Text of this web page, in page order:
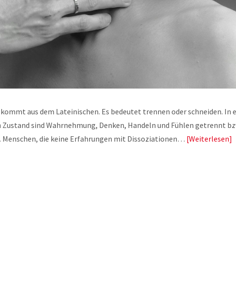
aus dem Lateinischen. Es bedeutet trennen oder schneiden. In
sind Wahrnehmung, Denken, Handeln und Fühlen getrennt
Menschen, die keine Erfahrungen mit Dissoziationen… Weiterlesen